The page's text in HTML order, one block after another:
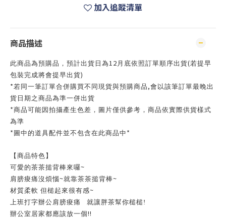
加入追蹤清單
商品描述
此商品為預購品，預計出貨日為12 月底依照訂單順序出貨(若提早
包裝完成將會提早出貨)
*若同一筆訂單合併購買不同現貨與預購商品 ,會以該筆訂單最晚出
貨日期之商品為準一併出貨
*商品可能因拍攝產生色差，圖片僅供參考，商品依實際供貨樣式
為準
* 圖中的道具配件並不包含在此商品中 *
【商品特色】
可愛的茶茶搥背棒來囉~
肩膀痠痛沒煩惱~就靠茶茶搥背棒~
材質柔軟 但槌起來很有感~
上班打字辦公肩膀痠痛 就讓胖茶幫你槌槌!
辦公室居家都應該放一個!!